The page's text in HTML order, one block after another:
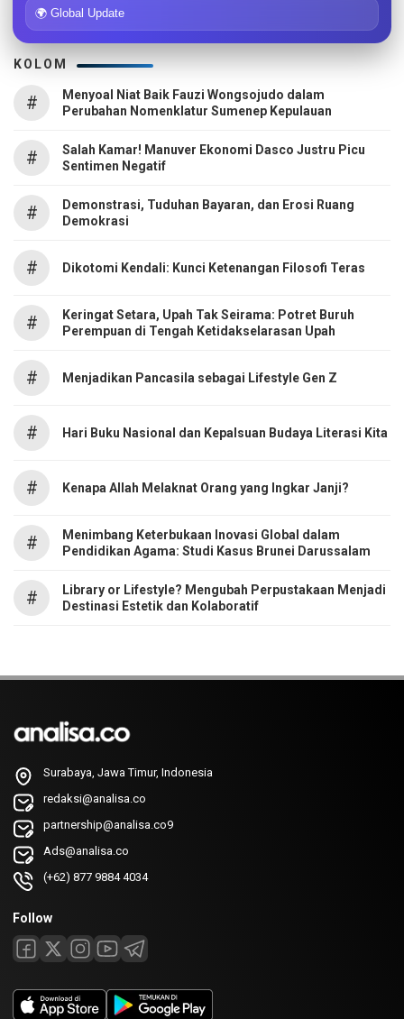
🌍 Global Update
KOLOM
#
Menyoal Niat Baik Fauzi Wongsojudo dalam
Perubahan Nomenklatur Sumenep Kepulauan
#
Salah Kamar! Manuver Ekonomi Dasco Justru Picu
Sentimen Negatif
#
Demonstrasi, Tuduhan Bayaran, dan Erosi Ruang
Demokrasi
# Dikotomi Kendali: Kunci Ketenangan Filosofi Teras
#
Keringat Setara, Upah Tak Seirama: Potret Buruh
Perempuan di Tengah Ketidakselarasan Upah
# Menjadikan Pancasila sebagai Lifestyle Gen Z
# Hari Buku Nasional dan Kepalsuan Budaya Literasi Kita
# Kenapa Allah Melaknat Orang yang Ingkar Janji?
#
Menimbang Keterbukaan Inovasi Global dalam
Pendidikan Agama: Studi Kasus Brunei Darussalam
#
Library or Lifestyle? Mengubah Perpustakaan Menjadi
Destinasi Estetik dan Kolaboratif
Surabaya, Jawa Timur, Indonesia
redaksi@analisa.co
partnership@analisa.co9
Ads@analisa.co
(+62) 877 9884 4034
Follow